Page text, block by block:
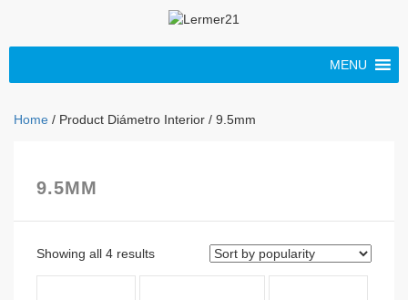
MENU
Home / Product Diámetro Interior / 9.5mm
9.5MM
Showing all 4 results